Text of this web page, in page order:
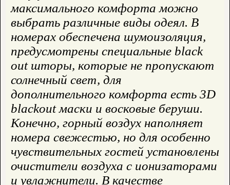
максимального комфорта можно
выбрать различные виды одеял. В
номерах обеспечена шумоизоляция,
предусмотрены специальные black
out шторы, которые не пропускают
солнечный свет, для
дополнительного комфорта есть 3D
blackout маски и восковые беруши.
Конечно, горный воздух наполняет
номера свежестью, но для особенно
чувствительных гостей установлены
очистители воздуха с ионизаторами
и увлажнители. В качестве